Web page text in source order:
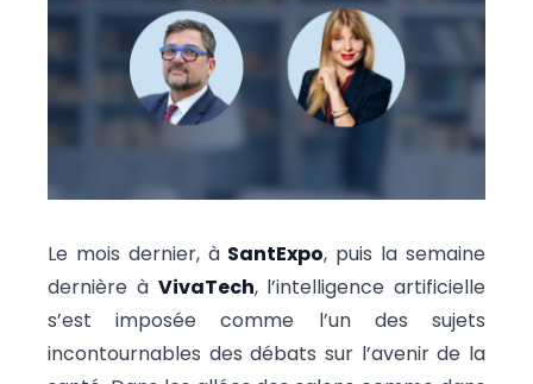
Le mois dernier, à SantExpo, puis la semaine
dernière à VivaTech, l’intelligence artificielle
s’est imposée comme l’un des sujets
incontournables des débats sur l’avenir de la